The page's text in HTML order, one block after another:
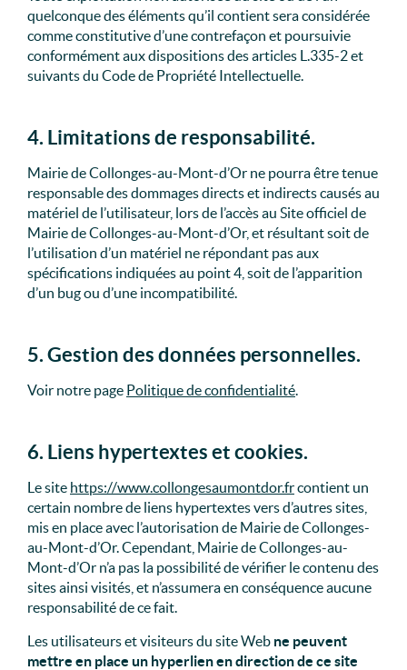
quelconque des éléments qu’il contient sera considérée
comme constitutive d’une contrefaçon et poursuivie
conformément aux dispositions des articles L.335-2 et
suivants du Code de Propriété Intellectuelle.
4. Limitations de responsabilité.
Mairie de Collonges-au-Mont-d’Or ne pourra être tenue
responsable des dommages directs et indirects causés au
matériel de l’utilisateur, lors de l’accès au Site officiel de
Mairie de Collonges-au-Mont-d’Or, et résultant soit de
l’utilisation d’un matériel ne répondant pas aux
spécifications indiquées au point 4, soit de l’apparition
d’un bug ou d’une incompatibilité.
5. Gestion des données personnelles.
Voir notre page Politique de confidentialité.
6. Liens hypertextes et cookies.
Le site https://www.collongesaumontdor.frcontient un
certain nombre de liens hypertextes vers d’autres sites,
mis en place avec l’autorisation de Mairie de Collonges-
au-Mont-d’Or. Cependant, Mairie de Collonges-au-
Mont-d’Or n’a pas la possibilité de vérifier le contenu des
sites ainsi visités, et n’assumera en conséquence aucune
responsabilité de ce fait.
Les utilisateurs et visiteurs du site Web ne peuvent
mettre en place un hyperlien en direction de ce site